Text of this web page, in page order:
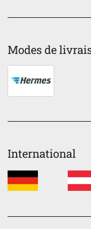
Modes de
International